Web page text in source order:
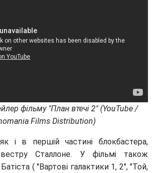
фільму "План втечі 2" (YouTube /
Films Distribution)
і в першій частині блокбастера,
Сталлоне. У фільмі також
( "Вартові галактики 1, 2", "Той,